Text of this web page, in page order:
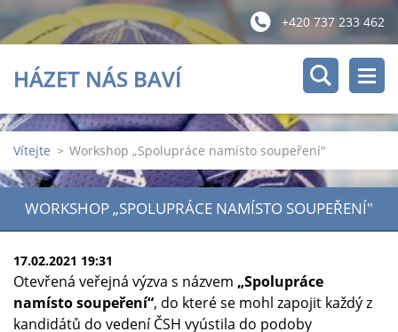
+420 737 233 462
HÁZET NÁS BAVÍ
Vítejte > Workshop „Spolupráce namísto soupeření"
WORKSHOP „SPOLUPRÁCE NAMÍSTO SOUPEŘENÍ"
17.02.2021 19:31
Otevřená veřejná výzva s názvem „Spolupráce
namísto soupeření“, do které se mohl zapojit každý z
kandidátů do vedení ČSH vyústila do podoby